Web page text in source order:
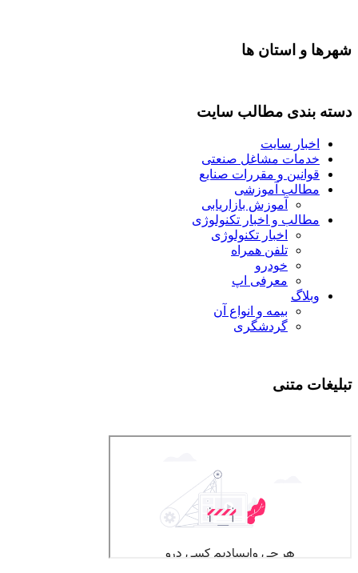
شهرها و استان ها
دسته بندی مطالب سایت
اخبار سایت
خدمات مشاغل صنعتی
قوانین و مقررات صنایع
مطالب آموزشی
آموزش بازاریابی
مطالب و اخبار تکنولوژی
اخبار تکنولوژی
تلفن همراه
خودرو
معرفی اپ
وبلاگ
بیمه و انواع آن
گردشگری
تبلیغات متنی